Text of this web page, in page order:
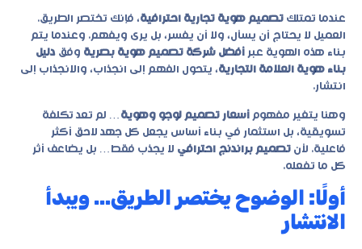
عندما تمتلك تصميم هوية تجارية احترافية، فإنك تختصر الطريق.
العميل لا يحتاج أن يسأل، ولا أن يفسر، بل يرى ويفهم. وعندما يتم
بناء هذه الهوية عبر أفضل شركة تصميم هوية بصرية وفق دليل
بناء هوية العلامة التجارية، يتحول الفهم إلى انجذاب، والانجذاب إلى
انتشار.
وهنا يتغير مفهوم أسعار تصميم لوجو وهوية … لم تعد تكلفة
تسويقية، بل استثمار في بناء أساس يجعل كل جهد لاحق أكثر
فاعلية. لأن تصميم براندنج احترافي لا يجذب فقط… بل يضاعف أثر
كل ما تفعله.
أولًا: الوضوح يختصر الطريق… ويبدأ
الانتشار